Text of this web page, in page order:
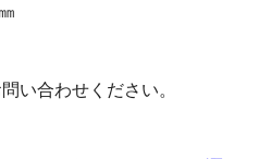
い合わせください。